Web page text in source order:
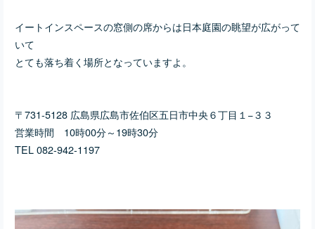
イートインスペースの窓側の席からは日本庭園の眺望が広がって
いて
とても落ち着く場所となっていますよ。
〒731-5128 広島県広島市佐伯区五日市中央６丁目１−３３
営業時間 10時00分～19時30分
TEL 082-942-1197